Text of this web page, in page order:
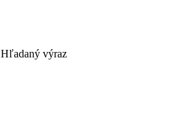
Hľadaný výraz